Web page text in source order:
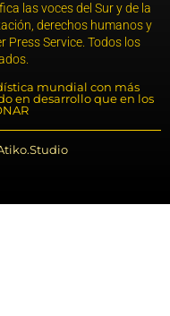
las voces del Sur y de la
derechos humanos y
Service. Todos los
mundial con más
en desarrollo que en los